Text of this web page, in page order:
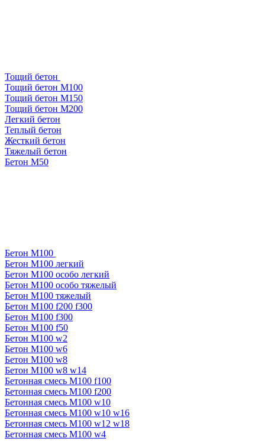
Тощий бетон
Тощий бетон М100
Тощий бетон М150
Тощий бетон М200
Легкий бетон
Теплый бетон
Жесткий бетон
Тяжелый бетон
Бетон М50
Бетон М100
Бетон М100 легкий
Бетон М100 особо легкий
Бетон М100 особо тяжелый
Бетон М100 тяжелый
Бетон М100 f200 f300
Бетон М100 f300
Бетон М100 f50
Бетон М100 w2
Бетон М100 w6
Бетон М100 w8
Бетон М100 w8 w14
Бетонная смесь М100 f100
Бетонная смесь М100 f200
Бетонная смесь М100 w10
Бетонная смесь М100 w10 w16
Бетонная смесь М100 w12 w18
Бетонная смесь М100 w4